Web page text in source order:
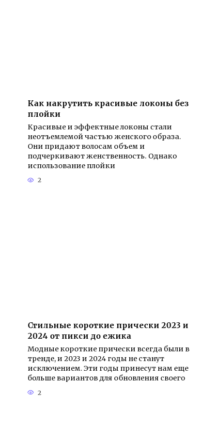
Как накрутить красивые локоны без
плойки
Красивые и эффектные локоны стали
неотъемлемой частью женского образа.
Они придают волосам объем и
подчеркивают женственность. Однако
использование плойки
2
Стильные короткие прически 2023 и
2024 от пикси до ежика
Модные короткие прически всегда были в
тренде, и 2023 и 2024 годы не станут
исключением. Эти годы принесут нам еще
больше вариантов для обновления своего
2